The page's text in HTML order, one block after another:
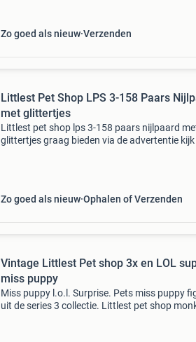
Zo goed als nieuw Verzenden
Littlest Pet Shop LPS 3-158 Paars
met glittertjes
Littlest pet shop lps 3-158 paars nijlpaard
glittertjes graag bieden via de advertentie
Zo goed als nieuw Ophalen of Verzenden
Vintage Littlest Pet shop 3x en LOL
miss puppy
Miss puppy l.o.l. Surprise. Pets miss puppy
uit de series 3 collectie. Littlest pet shop